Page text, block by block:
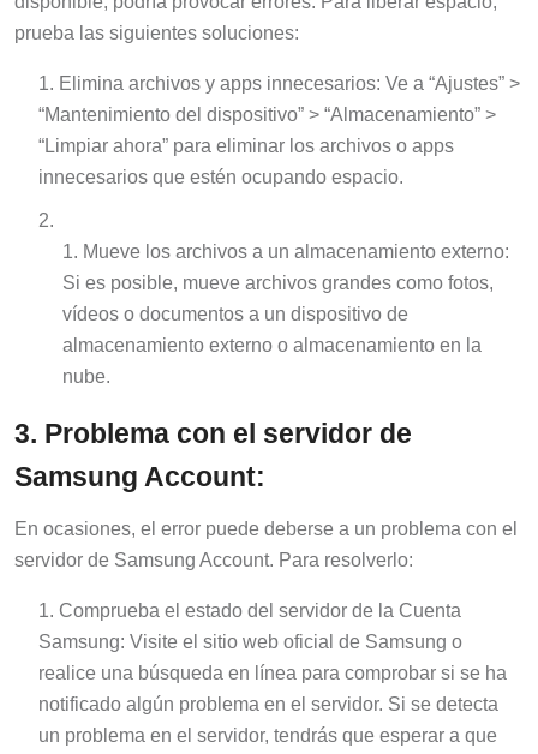
prueba las siguientes soluciones:
Elimina archivos y apps innecesarios: Ve a “Ajustes” >
“Mantenimiento del dispositivo” > “Almacenamiento” >
“Limpiar ahora” para eliminar los archivos o apps
innecesarios que estén ocupando espacio.
Mueve los archivos a un almacenamiento externo:
Si es posible, mueve archivos grandes como fotos,
vídeos o documentos a un dispositivo de
almacenamiento externo o almacenamiento en la
nube.
3. Problema con el servidor de
Samsung Account:
En ocasiones, el error puede deberse a un problema con el
servidor de Samsung Account. Para resolverlo:
Comprueba el estado del servidor de la Cuenta
Samsung: Visite el sitio web oficial de Samsung o
realice una búsqueda en línea para comprobar si se ha
notificado algún problema en el servidor. Si se detecta
un problema en el servidor, tendrás que esperar a que